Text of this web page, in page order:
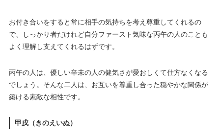
お付き合いをすると常に相手の気持ちを考え尊重してくれるの
で、しっかり者だけれど自分ファースト気味な丙午の人のことも
よく理解し支えてくれるはずです。
丙午の人は、優しい辛未の人の健気さが愛おしくて仕方なくなる
でしょう。そんな二人は、お互いを尊重し合った穏やかな関係が
築ける素敵な相性です。
甲戌（きのえいぬ）